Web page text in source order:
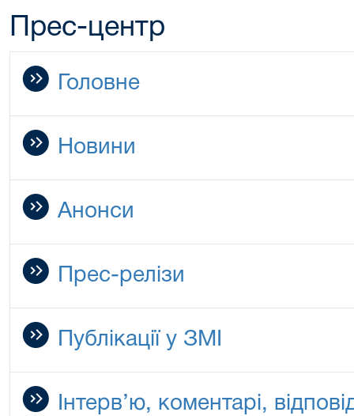
Прес-центр
Головне
Новини
Анонси
Прес-релізи
Публікації у ЗМІ
Інтерв’ю, коментарі,